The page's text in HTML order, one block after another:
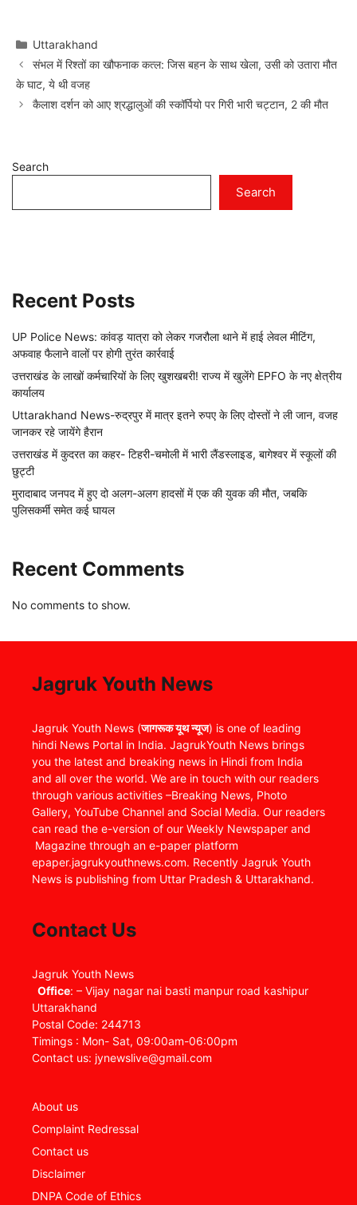
Categories
Uttarakhand
संभल में रिश्तों का खौफनाक कत्ल: जिस बहन के साथ खेला, उसी को उतारा मौत
के घाट, ये थी वजह
कैलाश दर्शन को आए श्रद्धालुओं की स्कॉर्पियो पर गिरी भारी चट्टान, 2 की मौत
Search
Search
Recent Posts
UP Police News: कांवड़ यात्रा को लेकर गजरौला थाने में हाई लेवल मीटिंग,
अफवाह फैलाने वालों पर होगी तुरंत कार्रवाई
उत्तराखंड के लाखों कर्मचारियों के लिए खुशखबरी! राज्य में खुलेंगे EPFO के नए क्षेत्रीय
कार्यालय
Uttarakhand News-रुद्रपुर में मात्र इतने रुपए के लिए दोस्तों ने ली जान, वजह
जानकर रहे जायेंगे हैरान
उत्तराखंड में कुदरत का कहर- टिहरी-चमोली में भारी लैंडस्लाइड, बागेश्वर में स्कूलों की
छुट्टी
मुरादाबाद जनपद में हुए दो अलग-अलग हादसों में एक की युवक की मौत, जबकि
पुलिसकर्मी समेत कई घायल
Recent Comments
No comments to show.
Jagruk Youth News
Jagruk Youth News (जागरूक यूथ न्यूज) is one of leading
hindi News Portal in India. JagrukYouth News brings
you the latest and breaking news in Hindi from India
and all over the world. We are in touch with our readers
through various activities –Breaking News, Photo
Gallery, YouTube Channel and Social Media. Our readers
can read the e-version of our Weekly Newspaper and
Magazine through an e-paper platform
epaper.jagrukyouthnews.com. Recently Jagruk Youth
News is publishing from Uttar Pradesh & Uttarakhand.
Contact Us
Jagruk Youth News
Office: – Vijay nagar nai basti manpur road kashipur
Uttarakhand
Postal Code: 244713
Timings : Mon- Sat, 09:00am-06:00pm
Contact us: jynewslive@gmail.com
About us
Complaint Redressal
Contact us
Disclaimer
DNPA Code of Ethics